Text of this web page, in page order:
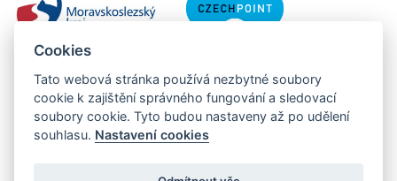
Copyright © 2013 - 2026 Městský úřad Orlová
Cookies
Tato webová stránka používá nezbytné soubory
cookie k zajištění správného fungování a sledovací
soubory cookie. Tyto budou nastaveny až po udělení
souhlasu. Nastavení cookies